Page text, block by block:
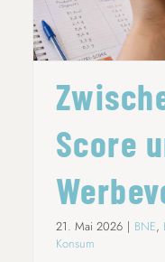
Score
21. Mai 2026 | BNE,
Konsum